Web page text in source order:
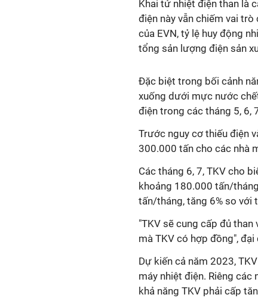
Khai tử nhiệt điện than là
điện này vẫn chiếm vai
của EVN, tỷ lệ huy động
tổng sản lượng điện sản
Đặc biệt trong bối cảnh
xuống dưới mực nước
điện trong các tháng 5, 6,
Trước nguy cơ thiếu điện
300.000 tấn cho các nhà
Các tháng 6, 7, TKV cho
khoảng 180.000 tấn/
tấn/tháng, tăng 6% so với
"TKV sẽ cung cấp đủ
mà TKV có hợp đồng", đại
Dự kiến cả năm 2023,
máy nhiệt điện. Riêng các
khả năng TKV phải cấp